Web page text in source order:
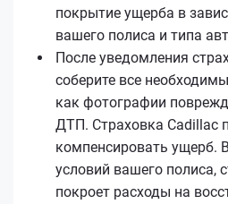
покрытие ущерба в
вашего полиса и типа
После уведомления
соберите все
как фотографии
ДТП. Страховка Cadillac
компенсировать ущерб.
условий вашего полиса,
покроет расходы на